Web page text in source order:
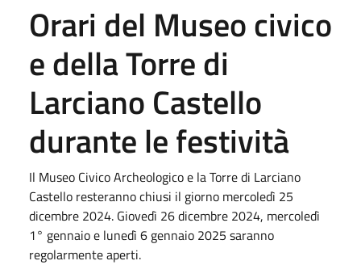
Orari del Museo civico
e della Torre di
Larciano Castello
durante le festività
Il Museo Civico Archeologico e la Torre di Larciano
Castello resteranno chiusi il giorno mercoledì 25
dicembre 2024. Giovedì 26 dicembre 2024, mercoledì
1° gennaio e lunedì 6 gennaio 2025 saranno
regolarmente aperti.